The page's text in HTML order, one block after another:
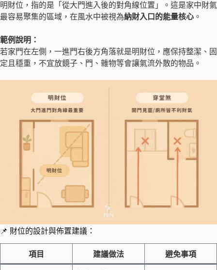
明財位，指的是「從大門進入後的對角線位置」。這是家中財氣
最容易聚集的區域，在風水中被視為納財入口的能量核心 。
範例說明：
若家門在左側，一進門右後方角落就是明財位，應保持整潔、固
定且穩重，不宜放鏡子、門、雜物等會讓氣流外散的物品。
📌 財位的設計與佈置建議：
項目 建議做法 避免事項